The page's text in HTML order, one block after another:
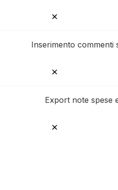
Inserimento commenti
Export note spese